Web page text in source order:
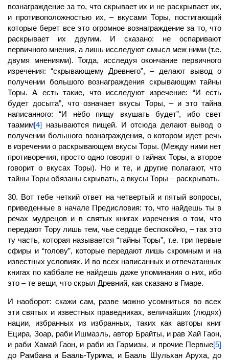
вознаграждение за то, что скрывает их и не раскрывает их,
и противоположностью их, – вкусами Торы, постигающий
которые берет все это огромное вознаграждение за то, что
раскрывает их другим. И сказано: не оспаривают
первичного мнения, а лишь исследуют смысл меж ними (т.е.
двумя мнениями). Тогда, исследуя окончание первичного
изречения: “скрывающему Древнего”, – делают вывод о
получении большого вознаграждения скрывающим тайны
Торы. А есть такие, что исследуют изречение: “И есть
будет досыта”, что означает вкусы Торы, – и это тайна
написанного: “И нёбо пищу вкушать будет”, ибо свет
таамим[4] называются пищей. И отсюда делают вывод о
получении большого вознаграждения, о котором идет речь
в изречении о раскрывающем вкусы Торы. (Между ними нет
противоречия, просто одно говорит о тайнах Торы, а второе
говорит о вкусах Торы). Но и те, и другие полагают, что
тайны Торы обязаны скрывать, а вкусы Торы – раскрывать.
30. Вот тебе четкий ответ на четвертый и пятый вопросы,
приведенные в начале Предисловия: то, что найдешь ты в
речах мудрецов и в святых книгах изречения о том, что
передают Тору лишь тем, чье сердце беспокойно, – так это
ту часть, которая называется “тайны Торы”, т.е. три первые
сфиры и “голову”, которые передают лишь скромным и на
известных условиях. И во всех написанных и отпечатанных
книгах по каббале не найдешь даже упоминания о них, ибо
это – те вещи, что скрыл Древний, как сказано в Гмаре.
И наоборот: скажи сам, разве можно усомниться во всех
эти святых и известных праведниках, величайших (людях)
нации, избранных из избранных, таких как авторы книг
Ецира, Зоар, раби Ишмаэль, автор Брайты, и рав Хай Гаон,
и раби Хамай Гаон, и раби из Гармизы, и прочие Первые[5]
до Рамбана и Бааль-Турима, и Бааль Шульхан Аруха, до